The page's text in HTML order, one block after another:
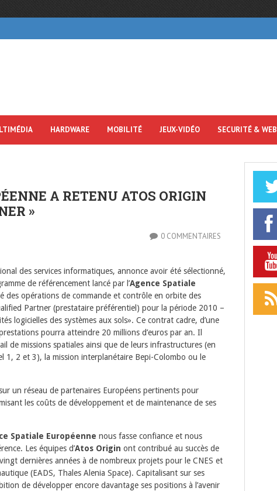
HARDWARE MOBILITÉ JEUX-VIDÉO SECURITÉ & WEB
A RETENU ATOS ORIGIN
»
0 COMMENTAIRES
des services informatiques, annonce avoir été sélectionné,
de référencement lancé par l’Agence Spatiale
des opérations de commande et contrôle en orbite des
Partner (prestataire préférentiel) pour la période 2010 –
logicielles des systèmes aux sols». Ce contrat cadre, d’une
pourra atteindre 20 millions d’euros par an. Il
de missions spatiales ainsi que de leurs infrastructures (en
1, 2 et 3), la mission interplanétaire Bepi-Colombo ou le
un réseau de partenaires Européens pertinents pour
les coûts de développement et de maintenance de ses
Spatiale Européenne nous fasse confiance et nous
Les équipes d’Atos Origin ont contribué au succès de
dernières années à de nombreux projets pour le CNES et
(EADS, Thales Alenia Space). Capitalisant sur ses
de développer encore davantage ses positions à l’avenir